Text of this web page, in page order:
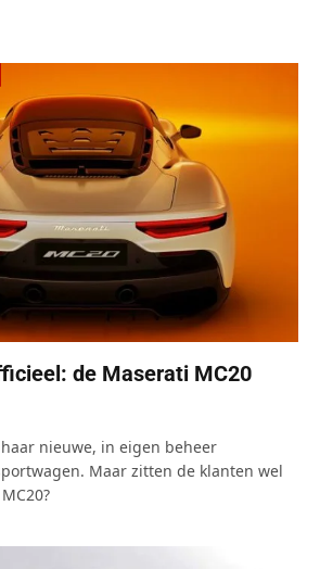
de Maserati MC20
nieuwe, in eigen beheer
Maar zitten de klanten wel